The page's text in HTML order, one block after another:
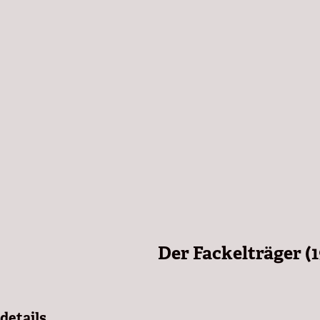
Der Fackelträger